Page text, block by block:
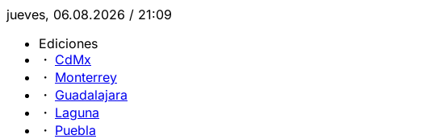
jueves, 06.08.2026 / 21:09
Ediciones
CdMx
Monterrey
Guadalajara
Laguna
Puebla